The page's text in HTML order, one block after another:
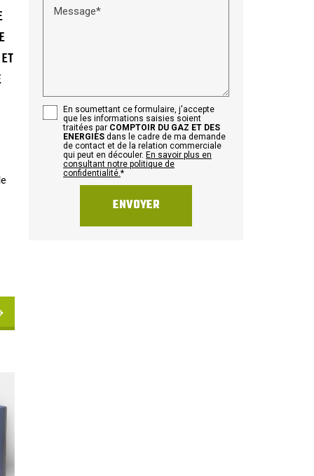
Message*
En soumettant ce formulaire, j'accepte
que les informations saisies soient
traitées par COMPTOIR DU GAZ ET DES
ENERGIES dans le cadre de ma demande
de contact et de la relation commerciale
qui peut en découler.En savoir plus en
consultant notre politique de
confidentialité.*